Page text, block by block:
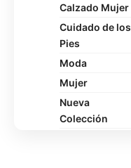
Calzado Mujer
Cuidado de los
Pies
Moda
Mujer
Nueva
Colección